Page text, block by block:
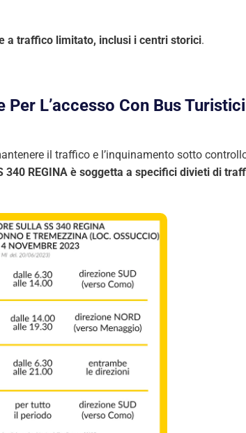
a traffico limitato, inclusi i centri storici.
L’accesso Con Bus Turistici
il traffico e l’inquinamento sotto
340 REGINA è soggetta a specifici divieti di